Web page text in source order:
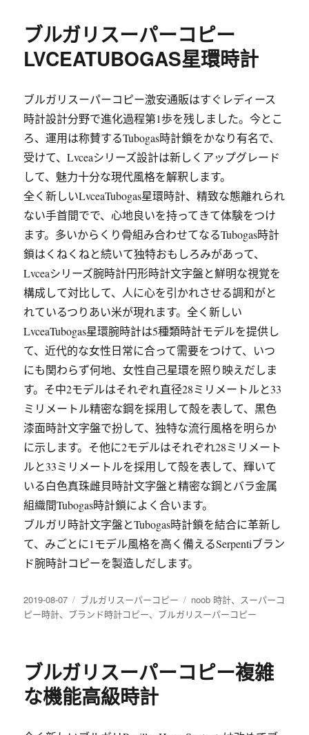
ブルガリスーパーコピー
LVCEATUBOGAS星環時計
ブルガリスーパーコピー激安通販はすぐレディース
時計設計分野で進化過程第1歩を残しました。今とこ
ろ、運用は称賛するTubogas時計鎖をかなり有名で、
受けて、Lvceaシリーズ設計は新しくアップグレード
して、魅力十分な現代風格を解釈します。
全く新しいLvceaTubogas星環時計、精致な態離れられ
ない手首間でで、心地良いを持ってきて体験をつけ
ます。多いからくり骨組み合わせてなるTubogas時計
鎖はくねくねと続いて独特おもしろみがあって、
Lvceaシリーズ腕時計円形時計文字盤と鮮明な視覚を
構成して対比して、人に心を引かれさせる調和がと
れているつりあい米が現れます。全く新しい
LvceaTubogas星環腕時計は5種類時計モデルを提供し
て、近代的な女性日常に合って需要をつけて、いつ
にも関わらず何地、女性自己星環を照り映えだしま
す。そ中2モデルはそれぞれ直径28ミリメートルと33
ミリメートル精密な鋼を採用して殻を表して、黒色
漆面時計文字盤で扮して、独特な流行風格を明らか
に示します。そ他に2モデルはそれぞれ28ミリメート
ルと33ミリメートルを採用して殻を表して、輝いて
いる白色真珠雌貝時計文字盤と精密な鋼とバラ金属
組織間Tubogas時計鎖によく合います。
ブルガリ時計文字盤とTubogas時計鎖を結合に革新し
て、みごとに1モデル風格を高く備えるSerpentiブラン
ド腕時計コピーを製造しだします。
发
布
2019-08-07
分
类
ブルガリスーパーコピー
标
签
noob 時計、 スーパーコ
ピー時計、 ブランド時計コピー、 ブルガリスーパーコピー
ブルガリスーパーコピー複雑
な機能高級時計